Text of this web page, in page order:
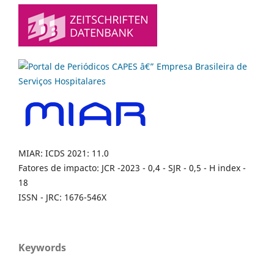
MIAR: ICDS 2021: 11.0
Fatores de impacto: JCR -2023 - 0,4 - SJR - 0,5 - H index -
18
ISSN - JRC: 1676-546X
Keywords